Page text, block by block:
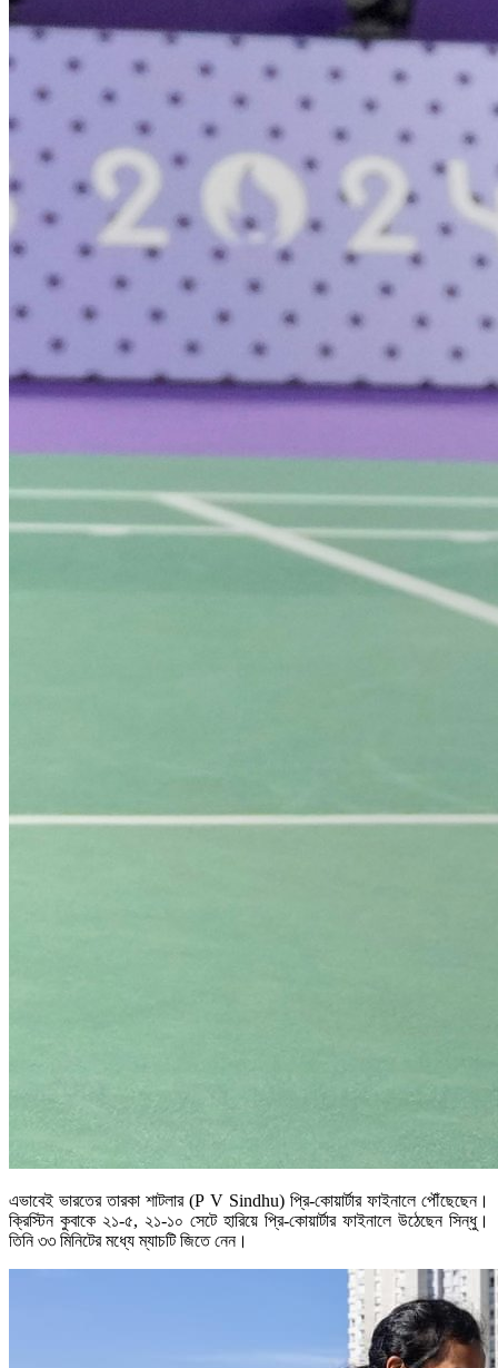
এভাবেই ভারতের তারকা শাটলার (P V Sindhu) প্রি-কোয়ার্টার ফাইনালে পৌঁছেছেন।
ক্রিস্টিন কুবাকে ২১-৫, ২১-১০ সেটে হারিয়ে প্রি-কোয়ার্টার ফাইনালে উঠেছেন সিন্ধু।
তিনি ৩৩ মিনিটের মধ্যে ম্যাচটি জিতে নেন।